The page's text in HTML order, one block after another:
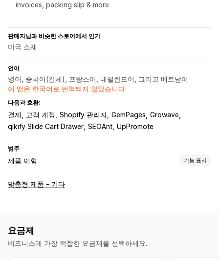
invoices, packing slip & more
판매자님과 비슷한 스토어에서 인기
미국 소재
언어
영어, 중국어(간체), 프랑스어, 네덜란드어, 그리고 베트남어
이 앱은 한국어로 번역되지 않았습니다
다음과 호환:
결제 고객 계정 Shopify 관리자 GemPages Growave
qikify Slide Cart Drawer SEOAnt UpPromote
범주
제품 이형 기능 표시
맞춤 설정
가져오기 및 내보내기
맞춤형 제품 - 기타
요금제
비즈니스에 가장 적합한 요금제를 선택하세요.